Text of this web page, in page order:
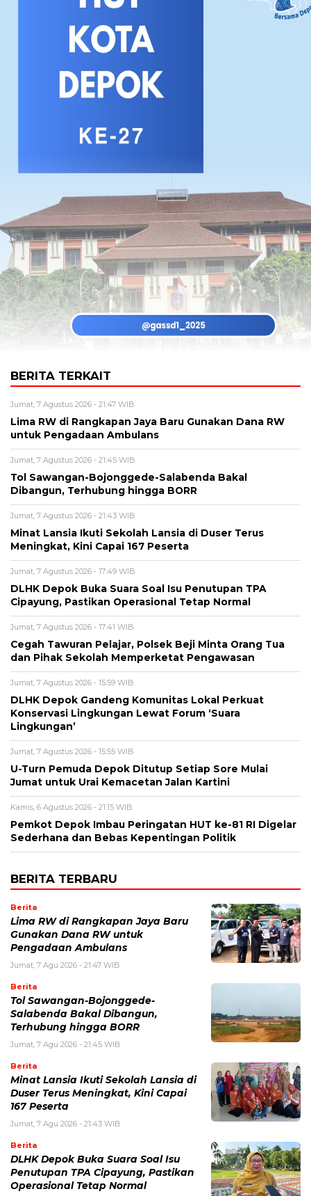
BERITA TERKAIT
Jumat, 7 Agustus 2026 - 21:47 WIB
Lima RW di Rangkapan Jaya Baru Gunakan Dana RW
untuk Pengadaan Ambulans
Jumat, 7 Agustus 2026 - 21:45 WIB
Tol Sawangan-Bojonggede-Salabenda Bakal
Dibangun, Terhubung hingga BORR
Jumat, 7 Agustus 2026 - 21:43 WIB
Minat Lansia Ikuti Sekolah Lansia di Duser Terus
Meningkat, Kini Capai 167 Peserta
Jumat, 7 Agustus 2026 - 17:49 WIB
DLHK Depok Buka Suara Soal Isu Penutupan TPA
Cipayung, Pastikan Operasional Tetap Normal
Jumat, 7 Agustus 2026 - 17:41 WIB
Cegah Tawuran Pelajar, Polsek Beji Minta Orang Tua
dan Pihak Sekolah Memperketat Pengawasan
Jumat, 7 Agustus 2026 - 15:59 WIB
DLHK Depok Gandeng Komunitas Lokal Perkuat
Konservasi Lingkungan Lewat Forum ‘Suara
Lingkungan’
Jumat, 7 Agustus 2026 - 15:55 WIB
U-Turn Pemuda Depok Ditutup Setiap Sore Mulai
Jumat untuk Urai Kemacetan Jalan Kartini
Kamis, 6 Agustus 2026 - 21:15 WIB
Pemkot Depok Imbau Peringatan HUT ke-81 RI Digelar
Sederhana dan Bebas Kepentingan Politik
BERITA TERBARU
Berita
Lima RW di Rangkapan Jaya Baru
Gunakan Dana RW untuk
Pengadaan Ambulans
Jumat, 7 Agu 2026 - 21:47 WIB
Berita
Tol Sawangan-Bojonggede-
Salabenda Bakal Dibangun,
Terhubung hingga BORR
Jumat, 7 Agu 2026 - 21:45 WIB
Berita
Minat Lansia Ikuti Sekolah Lansia di
Duser Terus Meningkat, Kini Capai
167 Peserta
Jumat, 7 Agu 2026 - 21:43 WIB
Berita
DLHK Depok Buka Suara Soal Isu
Penutupan TPA Cipayung, Pastikan
Operasional Tetap Normal